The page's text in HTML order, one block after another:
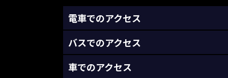
電車でのアクセス
バスでのアクセス
車でのアクセス